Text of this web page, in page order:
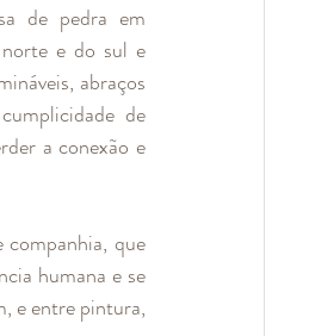
de pedra em
norte e do sul e
abraços
de
a conexão e
companhia, que
humana e se
e entre pintura,